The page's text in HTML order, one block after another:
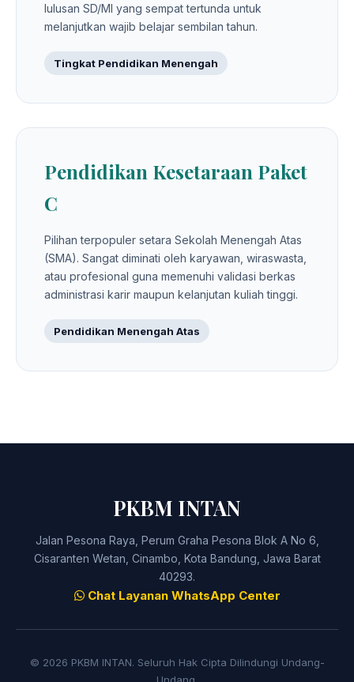
lulusan SD/MI yang sempat tertunda untuk
melanjutkan wajib belajar sembilan tahun.
Tingkat Pendidikan Menengah
Pendidikan Kesetaraan Paket
C
Pilihan terpopuler setara Sekolah Menengah Atas
(SMA). Sangat diminati oleh karyawan, wiraswasta,
atau profesional guna memenuhi validasi berkas
administrasi karir maupun kelanjutan kuliah tinggi.
Pendidikan Menengah Atas
PKBM INTAN
Jalan Pesona Raya, Perum Graha Pesona Blok A No 6,
Cisaranten Wetan, Cinambo, Kota Bandung, Jawa Barat
40293.
Chat Layanan WhatsApp Center
© 2026 PKBM INTAN. Seluruh Hak Cipta Dilindungi Undang-
Undang.